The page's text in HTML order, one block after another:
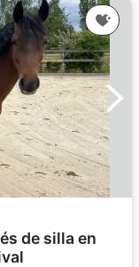
de silla en